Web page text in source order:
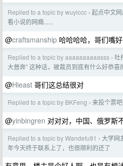
Replied to a topic by wuyiccc › 起点中文
看小说的网瘾......
@craftsmanship 哈哈哈哈，哥们嘴
Replied to a topic by aaaaaaaaaasss › 吐
大普奔” 这种话，被裁员到底有什么好恭喜
@Hieast 哥们这总结很对
Replied to a topic by BKFeng › 来投个票吧
@yinbingren 对对对，中国、俄罗斯
Replied to a topic by Wandefu91 › 大学网
年今天终于联系上了，也很顺利的还了